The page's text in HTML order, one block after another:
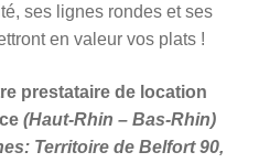
ses lignes rondes et ses
en valeur vos plats !
prestataire de location
(Haut-Rhin – Bas-Rhin)
Territoire de Belfort 90,